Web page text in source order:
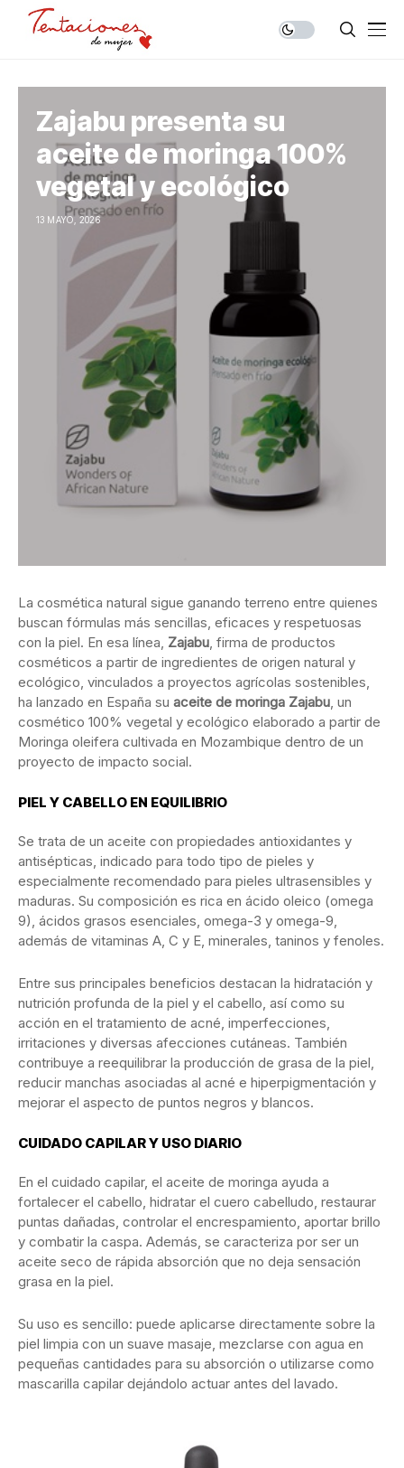
Zajabu presenta su
aceite de moringa 100%
vegetal y ecológico
13 MAYO, 2026
La cosmética natural sigue ganando terreno entre quienes
buscan fórmulas más sencillas, eficaces y respetuosas
con la piel. En esa línea, Zajabu, firma de productos
cosméticos a partir de ingredientes de origen natural y
ecológico, vinculados a proyectos agrícolas sostenibles,
ha lanzado en España su aceite de moringa Zajabu, un
cosmético 100% vegetal y ecológico elaborado a partir de
Moringa oleifera cultivada en Mozambique dentro de un
proyecto de impacto social.
PIEL Y CABELLO EN EQUILIBRIO
Se trata de un aceite con propiedades antioxidantes y
antisépticas, indicado para todo tipo de pieles y
especialmente recomendado para pieles ultrasensibles y
maduras. Su composición es rica en ácido oleico (omega
9), ácidos grasos esenciales, omega-3 y omega-9,
además de vitaminas A, C y E, minerales, taninos y fenoles.
Entre sus principales beneficios destacan la hidratación y
nutrición profunda de la piel y el cabello, así como su
acción en el tratamiento de acné, imperfecciones,
irritaciones y diversas afecciones cutáneas. También
contribuye a reequilibrar la producción de grasa de la piel,
reducir manchas asociadas al acné e hiperpigmentación y
mejorar el aspecto de puntos negros y blancos.
CUIDADO CAPILAR Y USO DIARIO
En el cuidado capilar, el aceite de moringa ayuda a
fortalecer el cabello, hidratar el cuero cabelludo, restaurar
puntas dañadas, controlar el encrespamiento, aportar brillo
y combatir la caspa. Además, se caracteriza por ser un
aceite seco de rápida absorción que no deja sensación
grasa en la piel.
Su uso es sencillo: puede aplicarse directamente sobre la
piel limpia con un suave masaje, mezclarse con agua en
pequeñas cantidades para su absorción o utilizarse como
mascarilla capilar dejándolo actuar antes del lavado.